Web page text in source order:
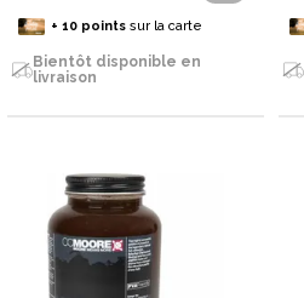
+ 10pointssur la carte
Bientôt disponible en
livraison